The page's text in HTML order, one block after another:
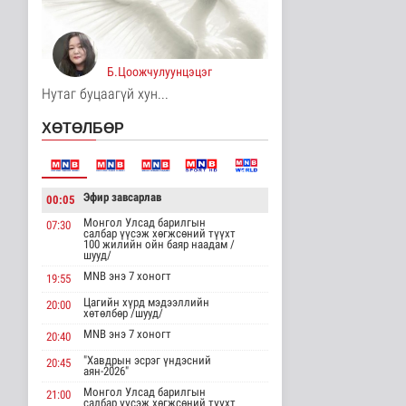
13 цаг 54 минутын өмнө
Хирошимад иргэд
Японы зэвсгийн
экспортын бодлогы..
Дэлхийд
13 цаг 6 минутын өмнө
Трамп Ирантай
шинэ гарц эрэлх..
13 цаг 14 минутын өмнө
Европ даяар хэт халалт
эрчимжиж байна
Дэлхийд
Голууд үертэй байна
14 цаг 40 минутын өмнө
Б.Цоожчулуунцэцэг
Нутаг буцаагүй хун...
ХӨТӨЛБӨР
00:05 Эфир завсарлав
07:30
Монгол Улсад барилгын
салбар үүсэж хөгжсөний түүхт
100 жилийн ойн баяр наадам /
шууд/
19:55
MNB энэ 7 хоногт
20:00
Цагийн хүрд мэдээллийн
хөтөлбөр /шууд/
20:40
MNB энэ 7 хоногт
20:45
"Хавдрын эсрэг үндэсний
аян-2026"
21:00
Монгол Улсад барилгын
салбар үүсэж хөгжсөний түүхт